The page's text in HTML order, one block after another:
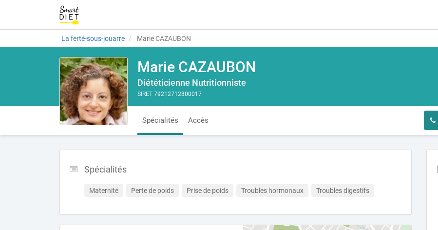
La ferté-sous-jouarre Marie CAZAUBON
Marie CAZAUBON
Diététicienne Nutritionniste
SIRET 79212712800017
Spécialités Accès
Spécialités
Maternité Perte de poids Prise de poids Troubles hormonaux Troubles digestifs